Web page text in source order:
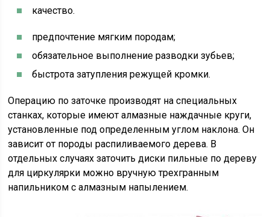
качество.
предпочтение мягким породам;
обязательное выполнение разводки зубьев;
быстрота затупления режущей кромки.
Операцию по заточке производят на специальных
станках, которые имеют алмазные наждачные круги,
установленные под определенным углом наклона. Он
зависит от породы распиливаемого дерева. В
отдельных случаях заточить диски пильные по дереву
для циркулярки можно вручную трехгранным
напильником с алмазным напылением.